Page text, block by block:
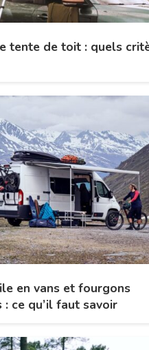
tente de toit : quels
en vans et fourgons
: ce qu’il faut savoir